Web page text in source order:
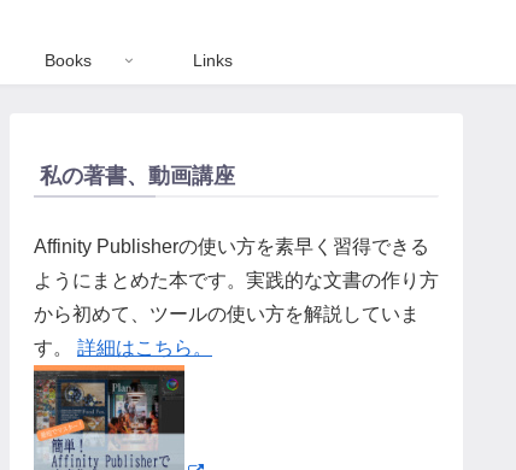
Books Links
私の著書、動画講座
Affinity Publisherの使い方を素早く習得できる
ようにまとめた本です。実践的な文書の作り方
から初めて、ツールの使い方を解説していま
す。 詳細はこちら。